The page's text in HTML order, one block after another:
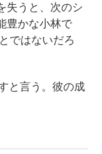
失うと、次のシ
豊かな小林で
ではないだろ
と言う。彼の成